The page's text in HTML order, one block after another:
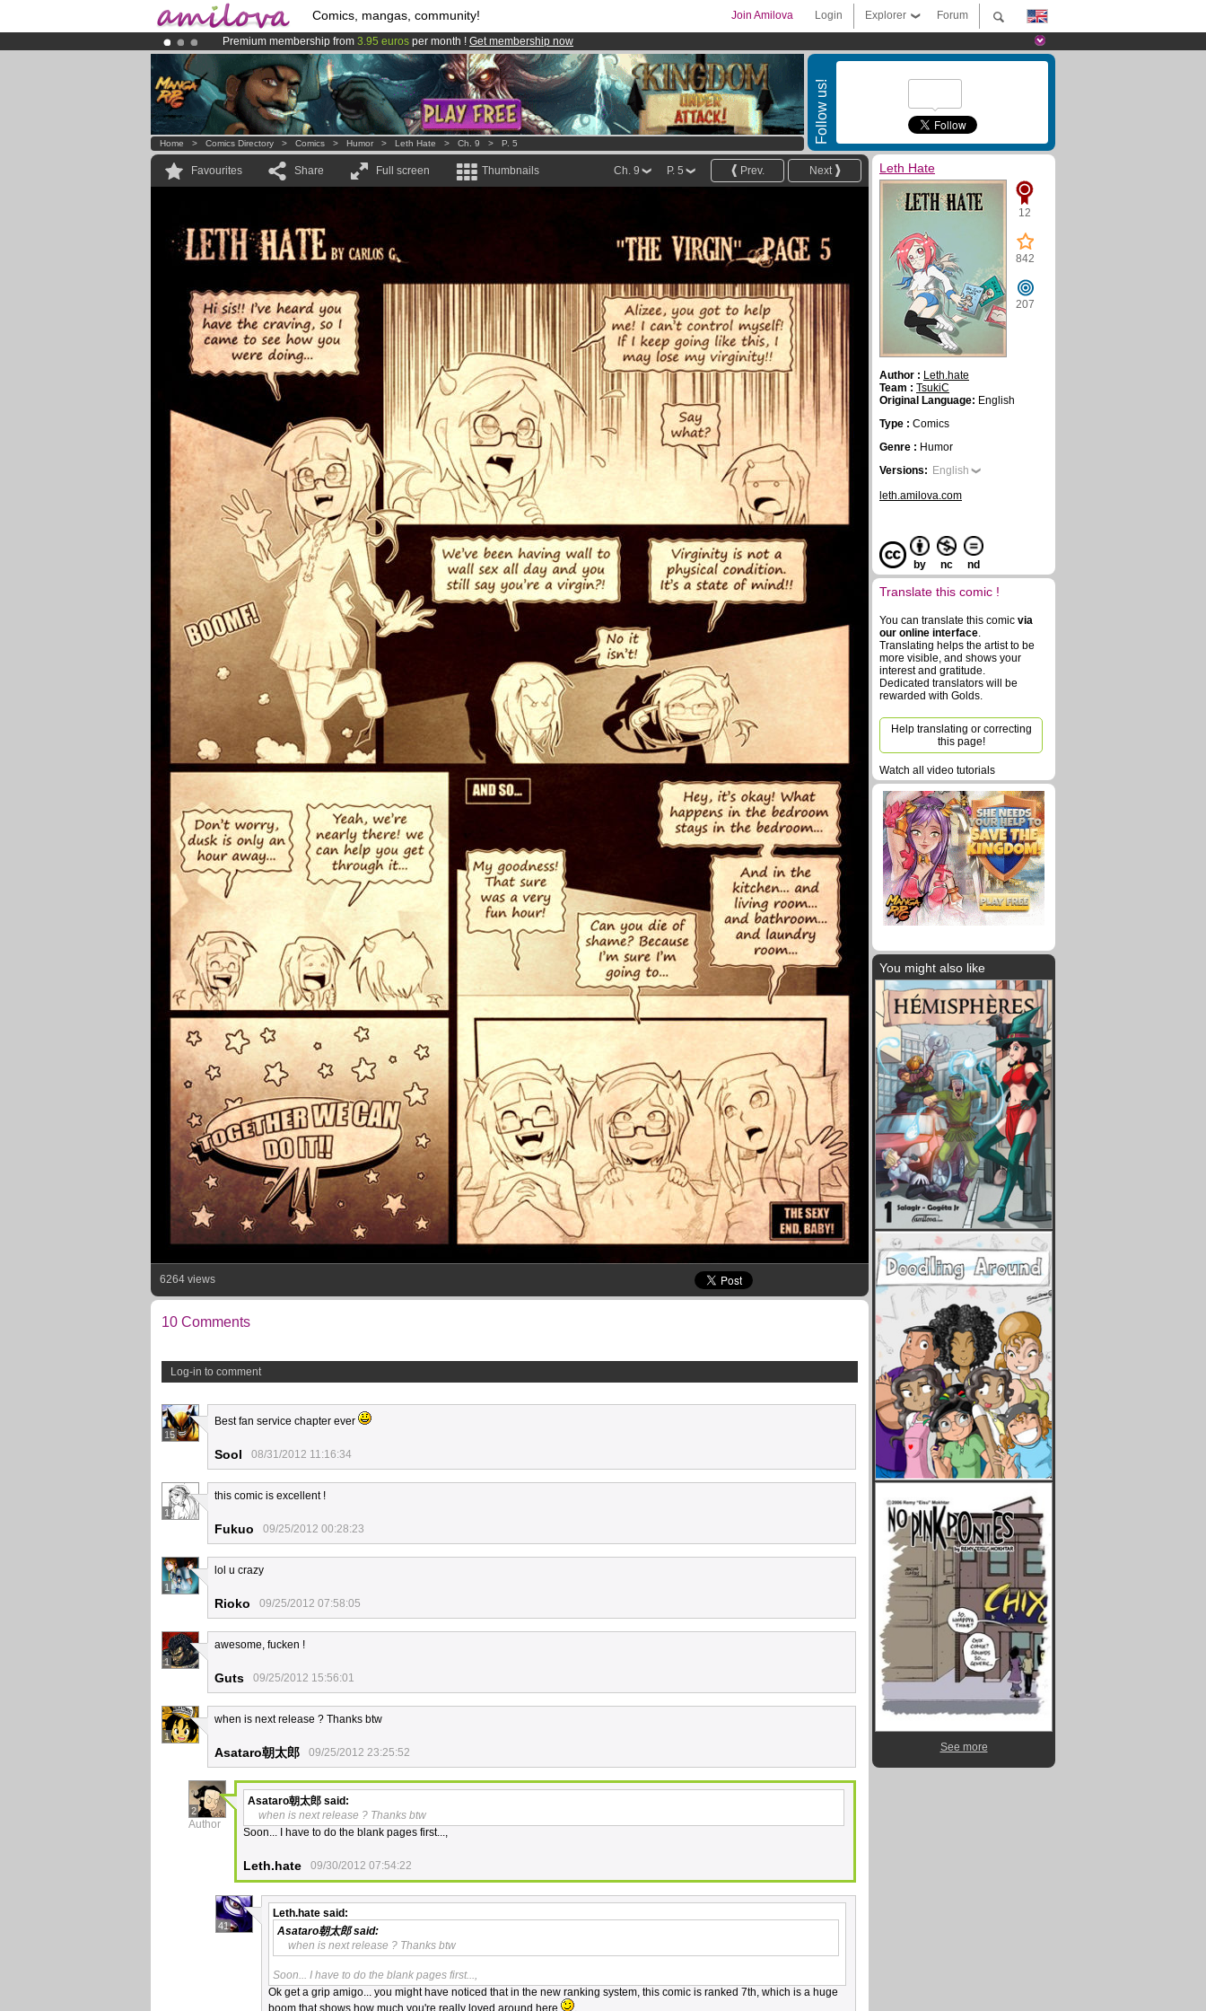
Comics, mangas, community! Forum
Explorer
Login
Join Amilova
Premium membership from 3.95 euros per month ! Get membership now
Already 134393membersand 1208comics & mangas!.
AmilovaKickstarter is now LIVE!.
Follow us!
Home > Comics Directory > Comics > Humor > Leth Hate > Ch. 9 > P. 5
Favourites Share Full screen Thumbnails Next
Prev.
P. 5
Ch. 9
6264 views
10 Comments
Log-in to comment
15
Best fan service chapter ever
Sool 08/31/2012 11:16:34
1
this comic is excellent !
Fukuo 09/25/2012 00:28:23
1
lol u crazy
Rioko 09/25/2012 07:58:05
1
awesome, fucken !
Guts 09/25/2012 15:56:01
1
when is next release ? Thanks btw
Asataro朝太郎 09/25/2012 23:25:52
2
Author
Asataro朝太郎 said:
when is next release ? Thanks btw
Soon... I have to do the blank pages first...,
Leth.hate 09/30/2012 07:54:22
41
Leth.hate said:
Asataro朝太郎said:
when is next release ? Thanks btw
Soon... I have to do the blank pages first...,
Ok get a grip amigo... you might have noticed that in the new ranking system, this comic is ranked 7th, which is a huge
boom that shows how much you're really loved around here
.
Leth Hate
12
842
207
Author : Leth.hate
Team : TsukiC
Original Language: English
Type : Comics
Genre : Humor
Versions: English
leth.amilova.com
by nc nd
Translate this comic !
You can translate this comic via
our online interface.
Translating helps the artist to be
more visible, and shows your
interest and gratitude.
Dedicated translators will be
rewarded with Golds.
Help translating or correcting
this page!
Watch all video tutorials
You might also like
See more